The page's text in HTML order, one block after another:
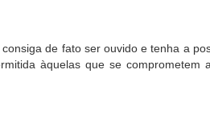
de fato ser ouvido e tenha a
àquelas que se